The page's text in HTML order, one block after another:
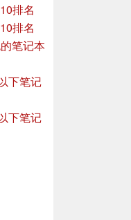
排名
排名
笔记本
下笔记
下笔记